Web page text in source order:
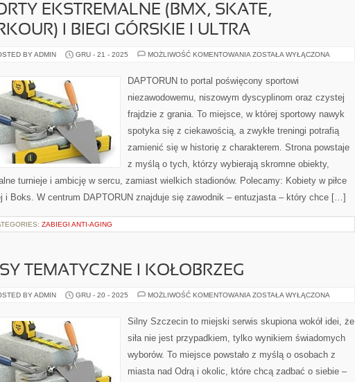
EKSTREMALNE (BMX, SKATE,
I BIEGI GÓRSKIE I ULTRA
BY ADMIN GRU - 21 - 2025 MOŻLIWOŚĆ KOMENTOWANIA SPORTY
PARKOUR)
BIEGI
I
ZOSTAŁA WYŁĄCZONA
DAPTORUN to portal poświęcony sportowi
niezawodowemu, niszowym dyscyplinom oraz czystej
frajdzie z grania. To miejsce, w której sportowy nawyk
spotyka się z ciekawością, a zwykłe treningi potrafią
zamienić się w historię z charakterem. Strona powstaje
z myślą o tych, którzy wybierają skromne obiekty,
turnieje i ambicję w sercu, zamiast wielkich stadionów. Polecamy: Kobiety w piłce
i Boks. W centrum DAPTORUN znajduje się zawodnik – entuzjasta – który chce […]
ZABIEGI ANTI-AGING
TEMATYCZNE I KOŁOBRZEG
BY ADMIN GRU - 20 - 2025 MOŻLIWOŚĆ KOMENTOWANIA REJSY
KOŁOBRZEG
ZOSTAŁA WYŁĄCZONA
Silny Szczecin to miejski serwis skupiona wokół idei, że
siła nie jest przypadkiem, tylko wynikiem świadomych
wyborów. To miejsce powstało z myślą o osobach z
miasta nad Odrą i okolic, które chcą zadbać o siebie –